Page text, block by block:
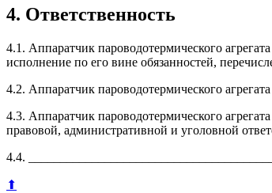
4. Ответственность
4.1. Аппаратчик пароводотермического
исполнение по его вине обязанностей,
4.2. Аппаратчик пароводотермического
4.3. Аппаратчик пароводотермического
правовой, административной и уголовной
4.4.
⬆